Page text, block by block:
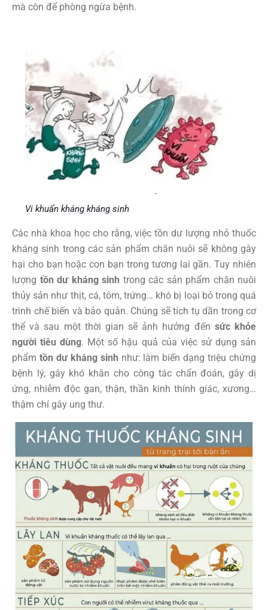
mà còn để phòng ngừa bệnh.
Vi khuẩn kháng kháng sinh
Các nhà khoa học cho rằng, việc tồn dư lượng nhỏ thuốc
kháng sinh trong các sản phẩm chăn nuôi sẽ không gây
hại cho bạn hoặc con bạn trong tương lai gần. Tuy nhiên
lượng tồn dư kháng sinh trong các sản phẩm chăn nuôi
thủy sản như thịt, cá, tôm, trứng… khó bị loại bỏ trong quá
trình chế biến và bảo quản. Chúng sẽ tích tụ dần trong cơ
thể và sau một thời gian sẽ ảnh hưởng đến sức khỏe
người tiêu dùng. Một số hậu quả của việc sử dụng sản
phẩm tồn dư kháng sinh như: làm biến dạng triệu chứng
bệnh lý, gây khó khăn cho công tác chẩn đoán, gây dị
ứng, nhiễm độc gan, thận, thần kinh thính giác, xương…
thậm chí gây ung thư.